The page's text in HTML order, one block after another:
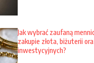
Jak wybrać zaufaną
zakupie złota, biżuterii
inwestycyjnych?